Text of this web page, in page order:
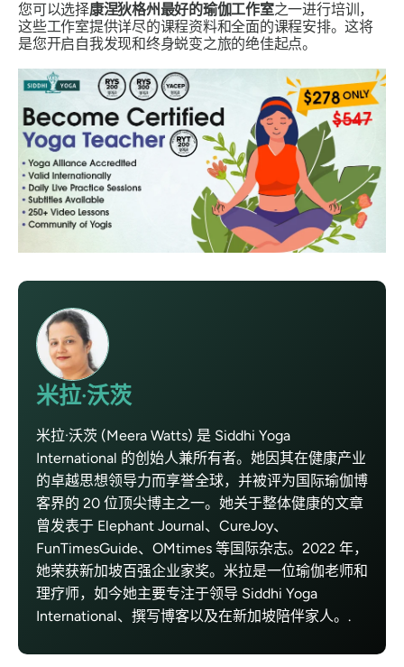
您可以选择康涅狄格州最好的瑜伽工作室之一进行培训，
这些工作室提供详尽的课程资料和全面的课程安排。这将
是您开启自我发现和终身蜕变之旅的绝佳起点。
米拉·沃茨
米拉·沃茨 (Meera Watts) 是 Siddhi Yoga
International 的创始人兼所有者。她因其在健康产业
的卓越思想领导力而享誉全球，并被评为国际瑜伽博
客界的 20 位顶尖博主之一。她关于整体健康的文章
曾发表于 Elephant Journal、CureJoy、
FunTimesGuide、OMtimes 等国际杂志。2022 年，
她荣获新加坡百强企业家奖。米拉是一位瑜伽老师和
理疗师，如今她主要专注于领导 Siddhi Yoga
International、撰写博客以及在新加坡陪伴家人。.